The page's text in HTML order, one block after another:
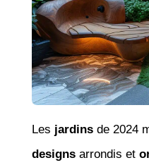
Les jardinsde 2024
designsarrondis et